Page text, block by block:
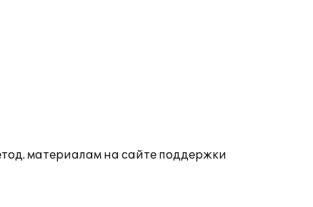
материалам на сайте поддержки